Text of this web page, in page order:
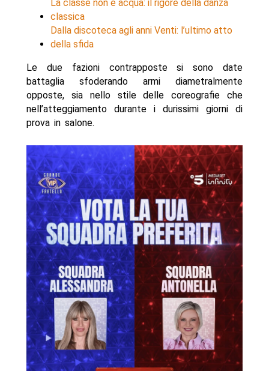
La classe non è acqua: il rigore della danza
classica
Dalla discoteca agli anni Venti: l’ultimo atto
della sfida
Le due fazioni contrapposte si sono date
battaglia sfoderando armi diametralmente
opposte, sia nello stile delle coreografie che
nell’atteggiamento durante i durissimi giorni di
prova in salone.